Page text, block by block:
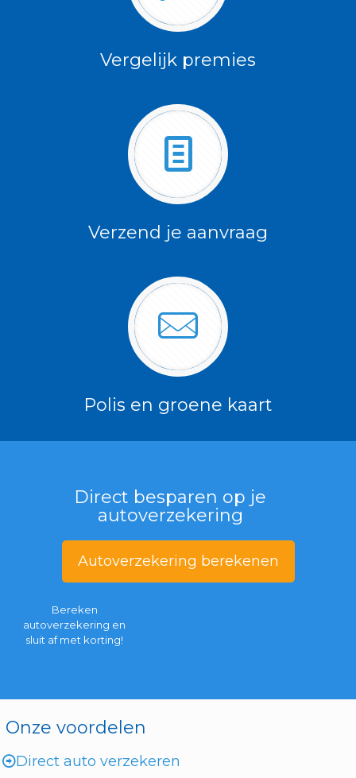
Vergelijk premies
Verzend je aanvraag
Polis en groene kaart
Direct besparen op je
autoverzekering
Autoverzekering berekenen
Bereken
autoverzekering en
sluit af met korting!
Onze voordelen
Direct auto verzekeren